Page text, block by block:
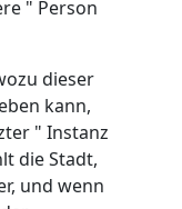
" Person
dieser
kann,
" Instanz
die Stadt,
und wenn